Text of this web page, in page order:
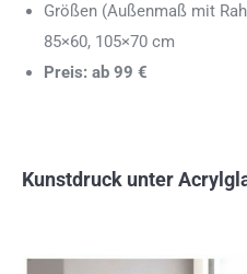
Größen (Außenmaß mit
85×60, 105×70 cm
Preis: ab 99 €
Kunstdruck unter